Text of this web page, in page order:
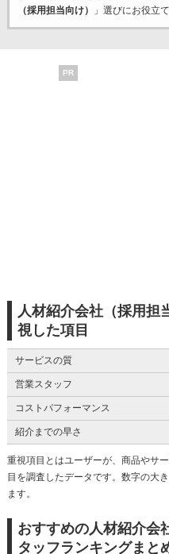
（採用担当向け）
」選びにお役立
PR
人材紹介会社（採用担
視した項目
サービスの質
営業スタッフ
コストパフォーマンス
紹介までの早さ
重視項目とはユーザーが、商品やサ
目を調査したデータです。数字の大
ます。
おすすめの人材紹介会
タッフランキングまと